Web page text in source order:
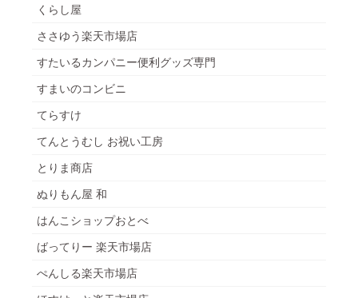
くらし屋
ささゆう楽天市場店
すたいるカンパニー便利グッズ専門
すまいのコンビニ
てらすけ
てんとうむし お祝い工房
とりま商店
ぬりもん屋 和
はんこショップおとべ
ばってりー 楽天市場店
ぺんしる楽天市場店